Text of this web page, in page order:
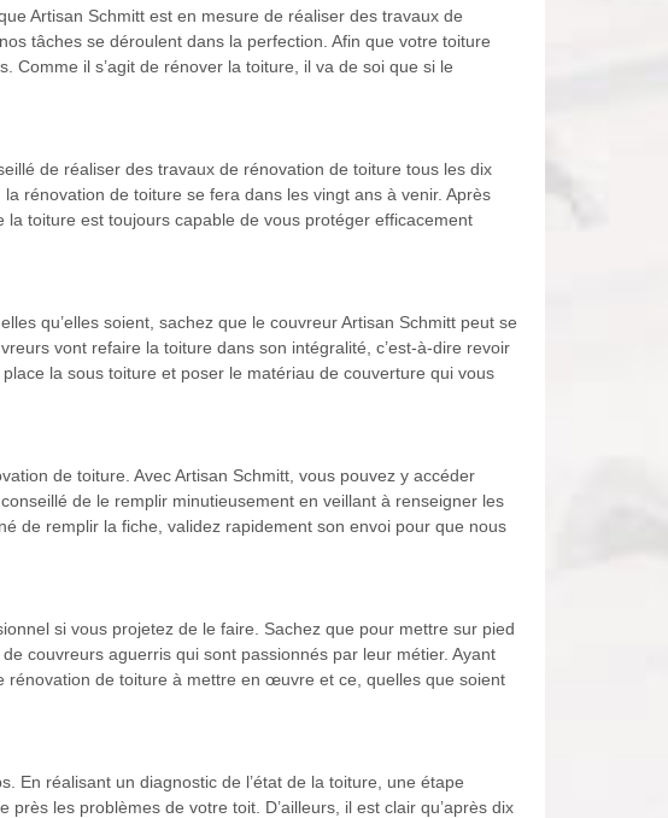
Artisan Schmitt est en mesure de réaliser des travaux de
tâches se déroulent dans la perfection. Afin que votre toiture
il s’agit de rénover la toiture, il va de soi que si le
de réaliser des travaux de rénovation de toiture tous les dix
rénovation de toiture se fera dans les vingt ans à venir. Après
la toiture est toujours capable de vous protéger efficacement
qu’elles soient, sachez que le couvreur Artisan Schmitt peut se
vont refaire la toiture dans son intégralité, c’est-à-dire revoir
la sous toiture et poser le matériau de couverture qui vous
de toiture. Avec Artisan Schmitt, vous pouvez y accéder
de le remplir minutieusement en veillant à renseigner les
de remplir la fiche, validez rapidement son envoi pour que nous
si vous projetez de le faire. Sachez que pour mettre sur pied
couvreurs aguerris qui sont passionnés par leur métier. Ayant
de toiture à mettre en œuvre et ce, quelles que soient
En réalisant un diagnostic de l’état de la toiture, une étape
les problèmes de votre toit. D’ailleurs, il est clair qu’après dix